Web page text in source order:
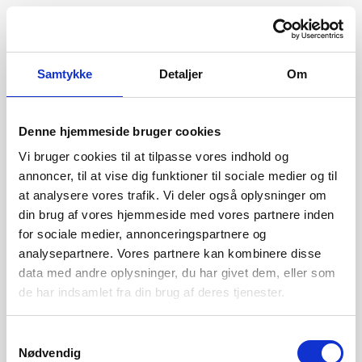
Samtykke Detaljer Om
Denne hjemmeside bruger cookies
Vi bruger cookies til at tilpasse vores indhold og
annoncer, til at vise dig funktioner til sociale medier og til
at analysere vores trafik. Vi deler også oplysninger om
din brug af vores hjemmeside med vores partnere inden
for sociale medier, annonceringspartnere og
analysepartnere. Vores partnere kan kombinere disse
data med andre oplysninger, du har givet dem, eller som
de har indsamlet fra din brug af deres tjenester.
Nødvendig
404